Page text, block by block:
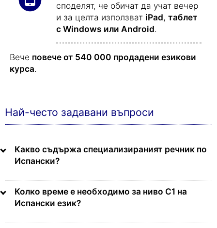
споделят, че обичат да учат вечер
и за целта използват iPad, таблет
с Windows или Android.
Вече повече от 540 000 продадени езикови
курса.
Най-често задавани въпроси
Какво съдържа специализираният речник по
Испански?
Колко време е необходимо за ниво C1 на
Испански език?